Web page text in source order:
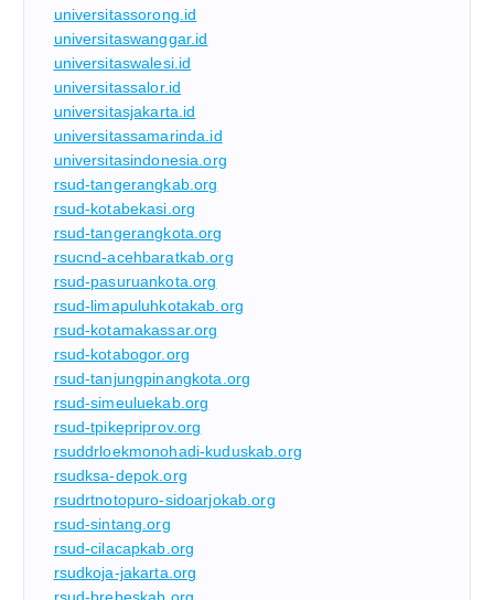
universitassorong.id
universitaswanggar.id
universitaswalesi.id
universitassalor.id
universitasjakarta.id
universitassamarinda.id
universitasindonesia.org
rsud-tangerangkab.org
rsud-kotabekasi.org
rsud-tangerangkota.org
rsucnd-acehbaratkab.org
rsud-pasuruankota.org
rsud-limapuluhkotakab.org
rsud-kotamakassar.org
rsud-kotabogor.org
rsud-tanjungpinangkota.org
rsud-simeuluekab.org
rsud-tpikepriprov.org
rsuddrloekmonohadi-kuduskab.org
rsudksa-depok.org
rsudrtnotopuro-sidoarjokab.org
rsud-sintang.org
rsud-cilacapkab.org
rsudkoja-jakarta.org